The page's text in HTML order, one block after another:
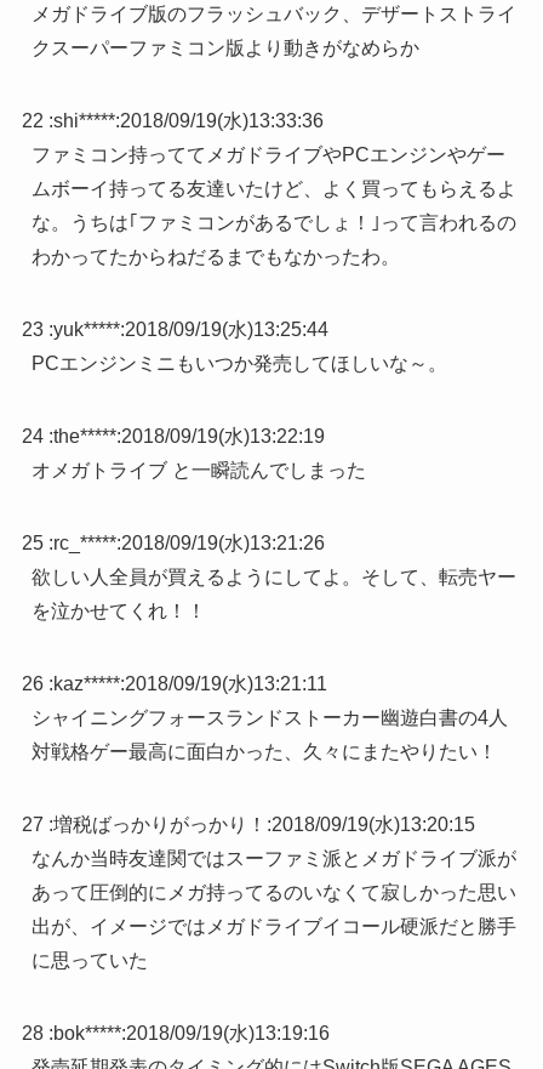
メガドライブ版のフラッシュバック、デザートストライ
クスーパーファミコン版より動きがなめらか
22 :shi*****:2018/09/19(水)13:33:36
ファミコン持っててメガドライブやPCエンジンやゲー
ムボーイ持ってる友達いたけど、よく買ってもらえるよ
な。うちは｢ファミコンがあるでしょ！｣って言われるの
わかってたからねだるまでもなかったわ。
23 :yuk*****:2018/09/19(水)13:25:44
PCエンジンミニもいつか発売してほしいな～。
24 :the*****:2018/09/19(水)13:22:19
オメガトライブ と一瞬読んでしまった
25 :rc_*****:2018/09/19(水)13:21:26
欲しい人全員が買えるようにしてよ。そして、転売ヤー
を泣かせてくれ！！
26 :kaz*****:2018/09/19(水)13:21:11
シャイニングフォースランドストーカー幽遊白書の4人
対戦格ゲー最高に面白かった、久々にまたやりたい！
27 :増税ばっかりがっかり！ :2018/09/19(水)13:20:15
なんか当時友達関ではスーファミ派とメガドライブ派が
あって圧倒的にメガ持ってるのいなくて寂しかった思い
出が、イメージではメガドライブイコール硬派だと勝手
に思っていた
28 :bok*****:2018/09/19(水)13:19:16